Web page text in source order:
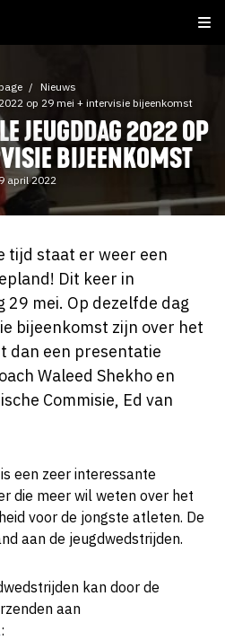
Nieuws
op 29 mei + intervisie bijeenkomst
JEUGDDAG 2022 OP
BIJEENKOMST
april 2022
tijd staat er weer een
Dit keer in
mei. Op dezelfde dag
bijeenkomst zijn over het
dan een presentatie
Waleed Shekho en
Commisie, Ed van
een zeer interessante
die meer wil weten over het
voor de jongste atleten. De
aan de jeugdwedstrijden.
kan door de
aan
: